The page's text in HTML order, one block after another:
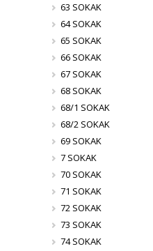
63 SOKAK
64 SOKAK
65 SOKAK
66 SOKAK
67 SOKAK
68 SOKAK
68/1 SOKAK
68/2 SOKAK
69 SOKAK
7 SOKAK
70 SOKAK
71 SOKAK
72 SOKAK
73 SOKAK
74 SOKAK